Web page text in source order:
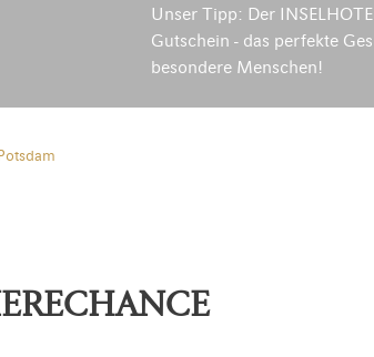
Unser Tipp: Der
Gutschein - das perfekte
besondere Menschen!